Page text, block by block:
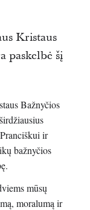
Kristaus
paskelbė šį
Bažnyčios
ir
bažnyčios
mūsų
moralumą ir